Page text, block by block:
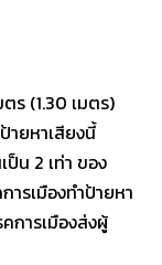
ร (1.30 เมตร)
ายหาเสียงนี้
น 2 เท่า ของ
รเมืองทำป้ายหา
การเมืองส่งผู้